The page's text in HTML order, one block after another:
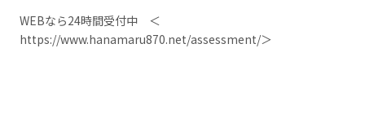
WEBなら24時間受付中 ＜
https://www.hanamaru870.net/assessment/＞